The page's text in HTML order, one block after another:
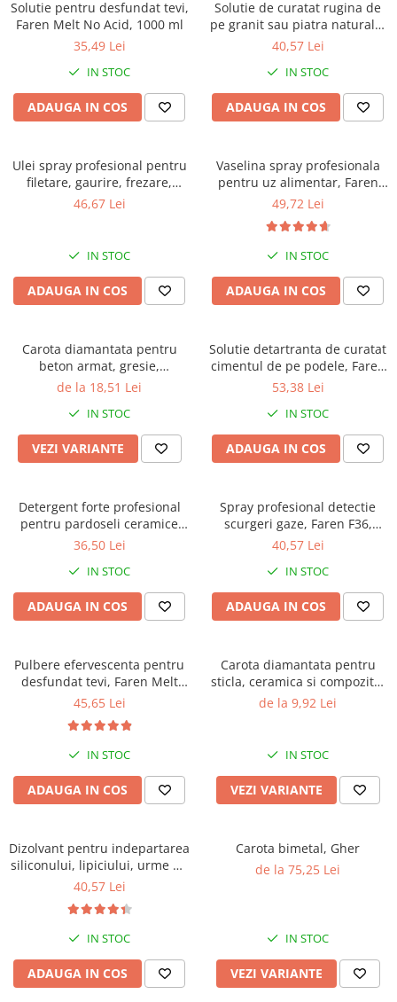
Solutie pentru desfundat tevi,
Faren Melt No Acid, 1000 ml
35,49 Lei
IN STOC
ADAUGA IN COS
Solutie de curatat rugina de
pe granit sau piatra naturala,
Faren No Rust Gel, 250ml
40,57 Lei
IN STOC
ADAUGA IN COS
Ulei spray profesional pentru
filetare, gaurire, frezare,
Faren F71, 400 ml
46,67 Lei
IN STOC
ADAUGA IN COS
Vaselina spray profesionala
pentru uz alimentar, Faren
F78, 400ml
49,72 Lei
IN STOC
ADAUGA IN COS
Carota diamantata pentru
beton armat, gresie,
marmura, granit, Gher
de la 18,51 Lei
IN STOC
VEZI VARIANTE
Solutie detartranta de curatat
cimentul de pe podele, Faren
Decavil T, 1l
53,38 Lei
IN STOC
ADAUGA IN COS
Detergent forte profesional
pentru pardoseli ceramice
sau piatra, Faren Power
36,50 Lei
IN STOC
ADAUGA IN COS
Spray profesional detectie
scurgeri gaze, Faren F36,
400ml
40,57 Lei
IN STOC
ADAUGA IN COS
Pulbere efervescenta pentru
desfundat tevi, Faren Melt
Strong, 600g
45,65 Lei
IN STOC
ADAUGA IN COS
Carota diamantata pentru
sticla, ceramica si compozite,
cu prindere universala, Gher
de la 9,92 Lei
IN STOC
VEZI VARIANTE
Dizolvant pentru indepartarea
siliconului, lipiciului, urme de
asfalt, Faren OK ONE, 200ml
40,57 Lei
IN STOC
ADAUGA IN COS
Carota bimetal, Gher
de la 75,25 Lei
IN STOC
VEZI VARIANTE